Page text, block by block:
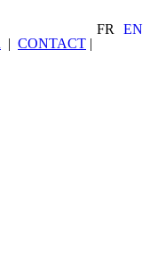
FR
EN
| CONTACT |